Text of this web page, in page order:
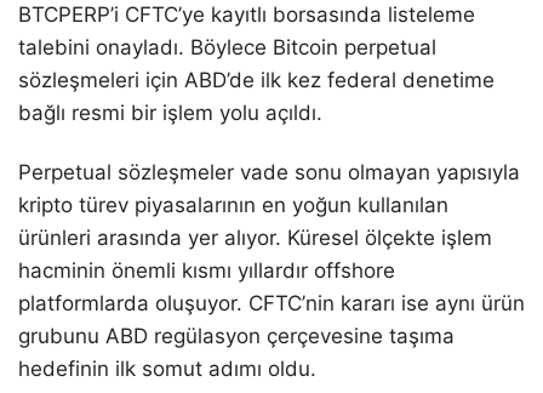
BTCPERP’i CFTC’ye kayıtlı borsasında listeleme
talebini onayladı. Böylece Bitcoin perpetual
sözleşmeleri için ABD’de ilk kez federal denetime
bağlı resmi bir işlem yolu açıldı.
Perpetual sözleşmeler vade sonu olmayan yapısıyla
kripto türev piyasalarının en yoğun kullanılan
ürünleri arasında yer alıyor. Küresel ölçekte işlem
hacminin önemli kısmı yıllardır offshore
platformlarda oluşuyor. CFTC’nin kararı ise aynı ürün
grubunu ABD regülasyon çerçevesine taşıma
hedefinin ilk somut adımı oldu.